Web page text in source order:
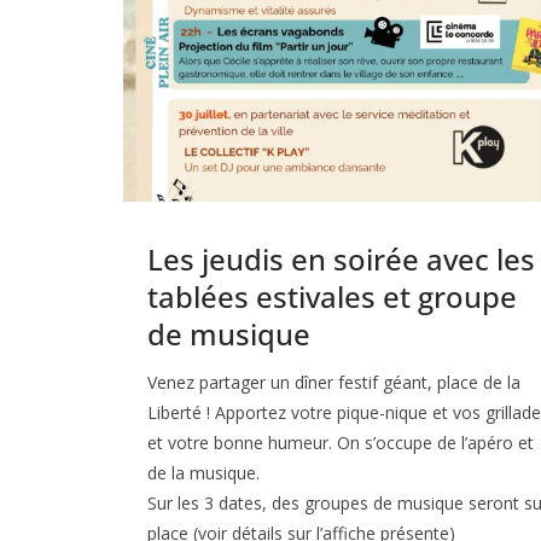
Les jeudis en soirée avec les
tablées estivales et groupe
de musique
Venez partager un dîner festif géant, place de la
Liberté ! Apportez votre pique-nique et vos
et votre bonne humeur. On s’occupe de l’apéro et
de la musique.
Sur les 3 dates, des groupes de musique seront
place (voir détails sur l’affiche présente)